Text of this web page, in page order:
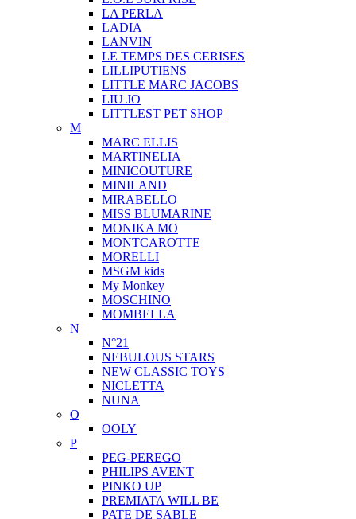
LA PERLA
LADIA
LANVIN
LE TEMPS DES CERISES
LILLIPUTIENS
LITTLE MARC JACOBS
LIU JO
LITTLEST PET SHOP
M
MARC ELLIS
MARTINELIA
MINICOUTURE
MINILAND
MIRABELLO
MISS BLUMARINE
MONIKA MO
MONTCAROTTE
MORELLI
MSGM kids
My Monkey
MOSCHINO
MOMBELLA
N
N°21
NEBULOUS STARS
NEW CLASSIC TOYS
NICLETTA
NUNA
O
OOLY
P
PEG-PEREGO
PHILIPS AVENT
PINKO UP
PREMIATA WILL BE
PATE DE SABLE